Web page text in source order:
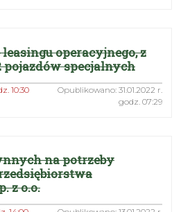
operacyjnego, z
pojazdów specjalnych
10:30
Opublikowano: 31.01.2022 r.
godz. 07:29
na potrzeby
z o.o.